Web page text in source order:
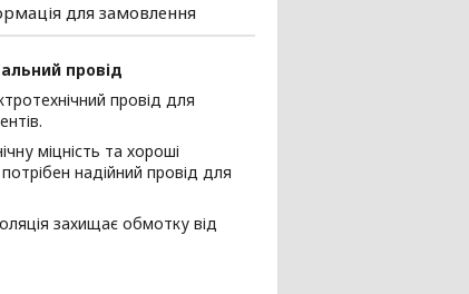
для замовлення
провід
провід для
міцність та хороші
надійний провід для
захищає обмотку від